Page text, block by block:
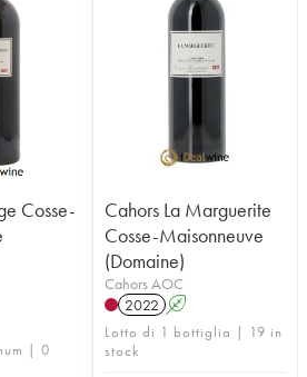
Cosse-
| 0
Cahors La Marguerite
Cosse-Maisonneuve
(Domaine)
Cahors AOC
2022 A
Lotto di 1 bottiglia | 19 in
stock